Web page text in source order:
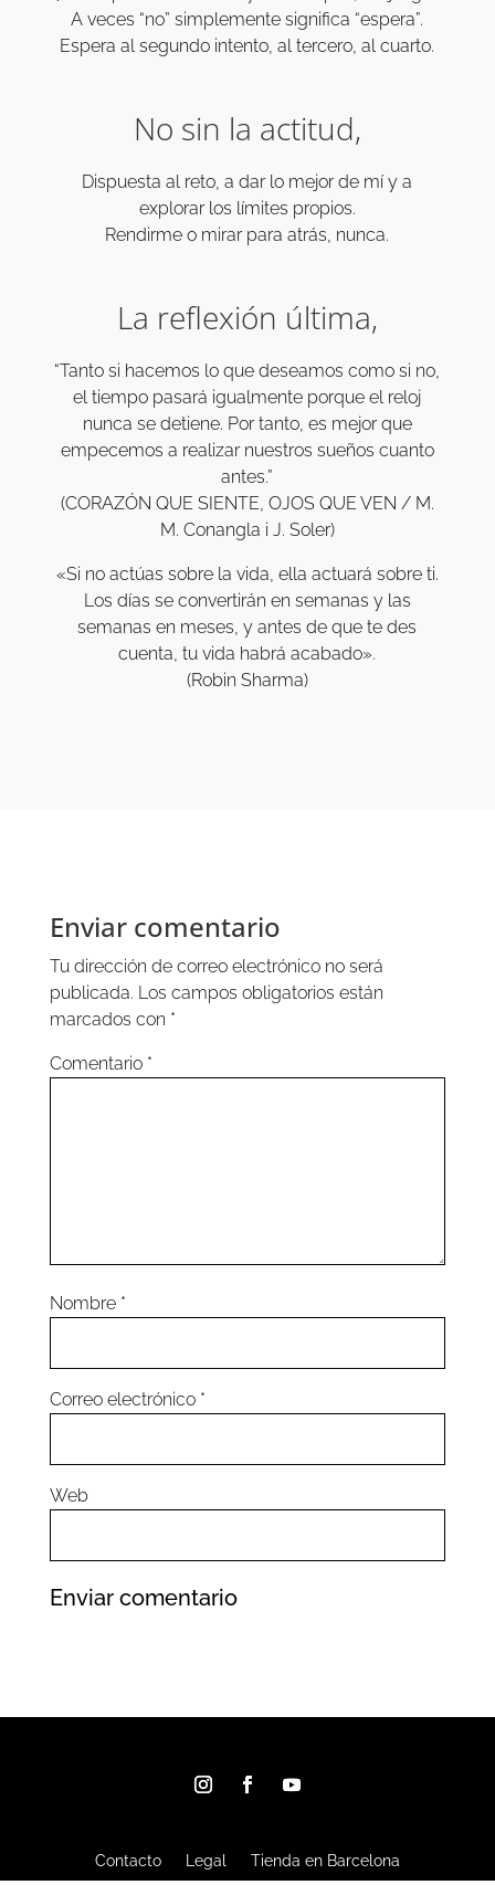
A veces “no” simplemente significa “espera”.
Espera al segundo intento, al tercero, al cuarto.
No sin la actitud,
Dispuesta al reto, a dar lo mejor de mí y a
explorar los límites propios.
Rendirme o mirar para atrás, nunca.
La reflexión última,
“Tanto si hacemos lo que deseamos como si no,
el tiempo pasará igualmente porque el reloj
nunca se detiene. Por tanto, es mejor que
empecemos a realizar nuestros sueños cuanto
antes.”
(CORAZÓN QUE SIENTE, OJOS QUE VEN / M.
M. Conangla i J. Soler)
«Si no actúas sobre la vida, ella actuará sobre ti.
Los días se convertirán en semanas y las
semanas en meses, y antes de que te des
cuenta, tu vida habrá acabado».
(Robin Sharma)
Enviar comentario
Tu dirección de correo electrónico no será
publicada. Los campos obligatorios están
marcados con *
Comentario *
Nombre *
Correo electrónico *
Web
Contacto Legal Tienda en Barcelona